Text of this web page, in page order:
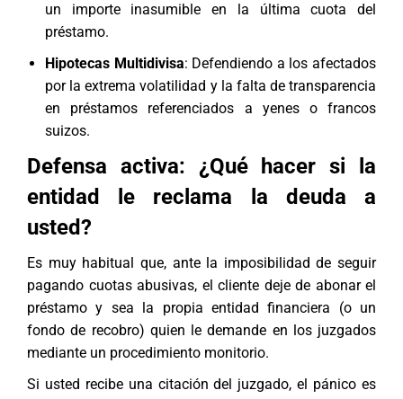
un importe inasumible en la última cuota del
préstamo.
Hipotecas Multidivisa: Defendiendo a los afectados
por la extrema volatilidad y la falta de transparencia
en préstamos referenciados a yenes o francos
suizos.
Defensa activa: ¿Qué hacer si la
entidad le reclama la deuda a
usted?
Es muy habitual que, ante la imposibilidad de seguir
pagando cuotas abusivas, el cliente deje de abonar el
préstamo y sea la propia entidad financiera (o un
fondo de recobro) quien le demande en los juzgados
mediante un procedimiento monitorio.
Si usted recibe una citación del juzgado, el pánico es